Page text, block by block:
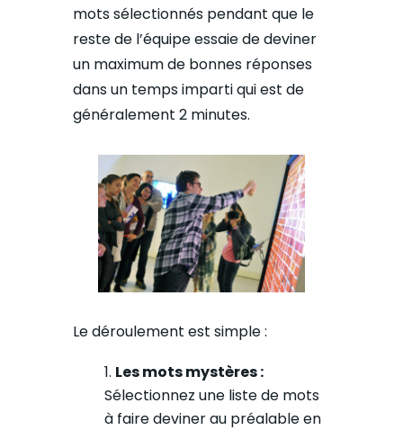
mots sélectionnés pendant que le
reste de l’équipe essaie de deviner
un maximum de bonnes réponses
dans un temps imparti qui est de
généralement 2 minutes.
Le déroulement est simple :
Les mots mystères :
Sélectionnez une liste de mots
à faire deviner au préalable en